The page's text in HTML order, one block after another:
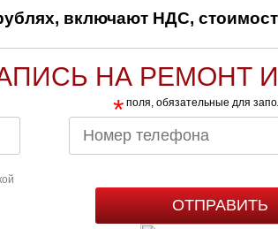
включают НДС,
НА РЕМОНТ И
* поля, обязательные для